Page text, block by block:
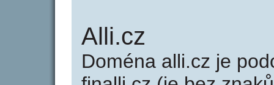
Alli.cz
Doména alli.cz je